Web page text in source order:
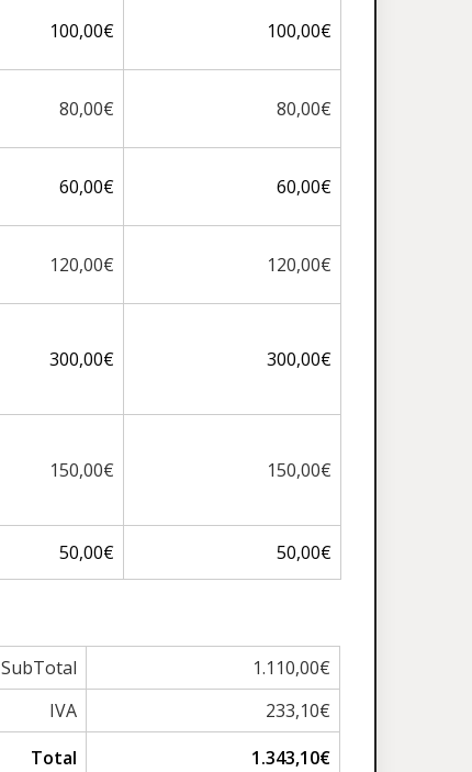
100,00€ 100,00€
80,00€ 80,00€
60,00€ 60,00€
120,00€ 120,00€
300,00€ 300,00€
150,00€ 150,00€
50,00€ 50,00€
SubTotal
1.110,00€
IVA
233,10€
Total
1.343,10€